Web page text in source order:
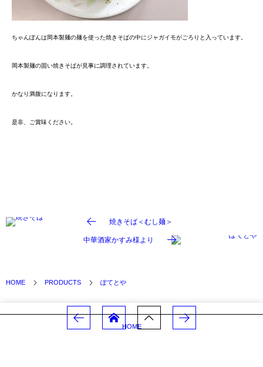
ちゃんぽんは岡本製麺の麺を使った焼きそばの中にジャガイモがごろりと入っています。
岡本製麺の固い焼きそばが見事に調理されています。
かなり満腹になります。
是非、ご賞味ください。
焼きそば＜むし麺＞
中華酒家かすみ様より
HOME PRODUCTS ぽてとや
HOME